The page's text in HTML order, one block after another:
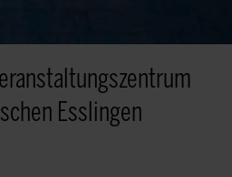
Esslingen